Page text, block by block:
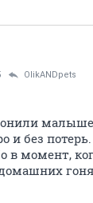
череде -
планирую
если
тоже через
никак не
в помощи на
ну и на
быть, кто